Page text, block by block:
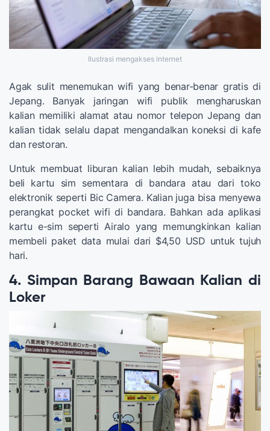
Ilustrasi mengakses internet
Agak sulit menemukan wifi yang benar-benar gratis di
Jepang. Banyak jaringan wifi publik mengharuskan
kalian memiliki alamat atau nomor telepon Jepang dan
kalian tidak selalu dapat mengandalkan koneksi di kafe
dan restoran.
Untuk membuat liburan kalian lebih mudah, sebaiknya
beli kartu sim sementara di bandara atau dari toko
elektronik seperti Bic Camera. Kalian juga bisa menyewa
perangkat pocket wifi di bandara. Bahkan ada aplikasi
kartu e-sim seperti Airalo yang memungkinkan kalian
membeli paket data mulai dari $4,50 USD untuk tujuh
hari.
4. Simpan Barang Bawaan Kalian di
Loker